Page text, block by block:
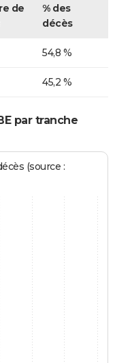
de
% des
décès
54,8 %
45,2 %
par tranche
(source :